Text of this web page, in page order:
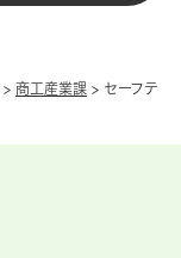
> 商工産業課 > セーフテ